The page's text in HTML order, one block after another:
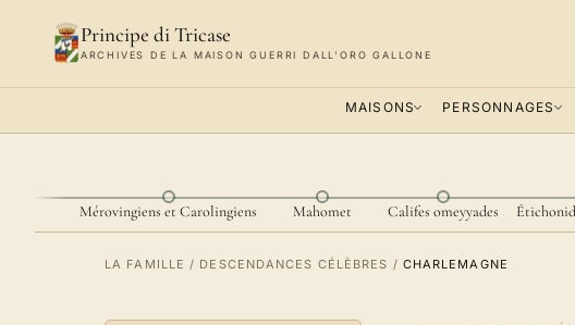
Principe di Tricase
ARCHIVES DE LA MAISON GUERRI DALL'ORO GALLONE
MAISONS PERSONNAGES
Mérovingiens et Carolingiens Mahomet Califes omeyyades
LA FAMILLE / DESCENDANCES CÉLÈBRES / CHARLEMAGNE